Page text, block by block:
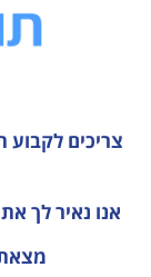
צריכים לקבוע
אנו נאיר לך